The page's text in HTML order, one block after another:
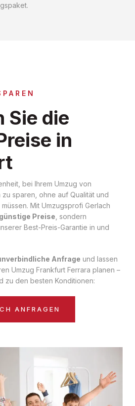
Sie die
in
bei Ihrem Umzug von
sparen, ohne auf Qualität und
Mit Umzugsprofi Gerlach
günstige Preise , sondern
Best-Preis-Garantie in und
Anfrage und lassen
Umzug Frankfurt Ferrara planen –
zu den besten Konditionen:
ANFRAGEN